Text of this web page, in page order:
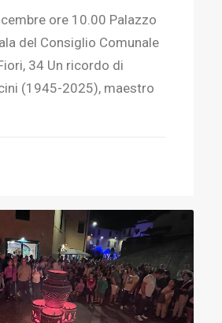
ore 10.00 Palazzo
del Consiglio Comunale
34 Un ricordo di
(1945-2025), maestro